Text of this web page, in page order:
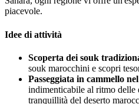
piacevole.
Idee di attività
Scoperta dei souk
souk marocchini e scopri
Passeggiata in cammello
indimenticabile al ritmo delle
tranquillità del deserto